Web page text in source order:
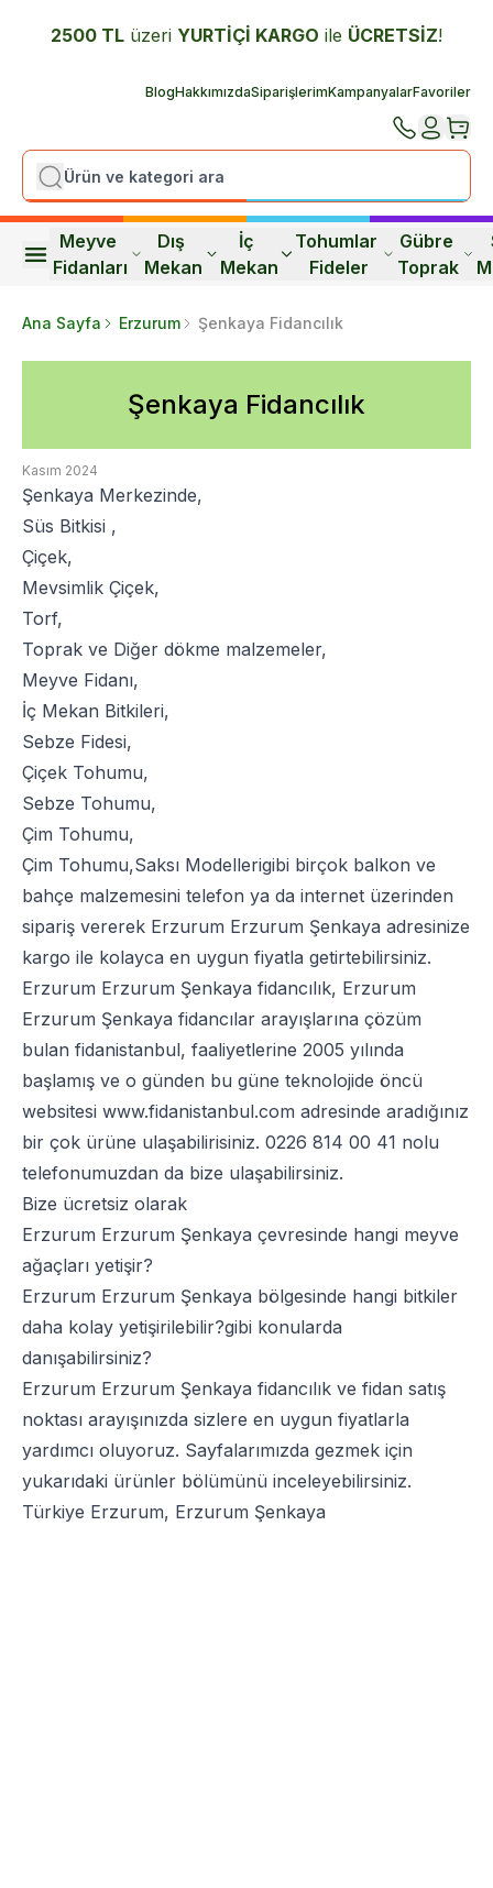
2500 TL üzeri YURTİÇİ KARGO ile ÜCRETSİZ!
BlogHakkımızdaSiparişlerimKampanyalarFavoriler
Meyve
Fidanları
Dış
Mekan
İç
Mekan
Tohumlar
Fideler
Gübre
Toprak
Ana Sayfa Erzurum Şenkaya Fidancılık
Şenkaya Fidancılık
Kasım 2024
Şenkaya Merkezinde,
Süs Bitkisi ,
Çiçek,
Mevsimlik Çiçek,
Torf,
Toprak ve Diğer dökme malzemeler,
Meyve Fidanı,
İç Mekan Bitkileri,
Sebze Fidesi,
Çiçek Tohumu,
Sebze Tohumu,
Çim Tohumu,
Çim Tohumu,Saksı Modellerigibi birçok balkon ve
bahçe malzemesini telefon ya da internet üzerinden
sipariş vererek Erzurum Erzurum Şenkaya adresinize
kargo ile kolayca en uygun fiyatla getirtebilirsiniz.
Erzurum Erzurum Şenkaya fidancılık, Erzurum
Erzurum Şenkaya fidancılar arayışlarına çözüm
bulan fidanistanbul, faaliyetlerine 2005 yılında
başlamış ve o günden bu güne teknolojide öncü
websitesi www.fidanistanbul.com adresinde aradığınız
bir çok ürüne ulaşabilirisiniz. 0226 814 00 41 nolu
telefonumuzdan da bize ulaşabilirsiniz.
Bize ücretsiz olarak
Erzurum Erzurum Şenkaya çevresinde hangi meyve
ağaçları yetişir?
Erzurum Erzurum Şenkaya bölgesinde hangi bitkiler
daha kolay yetişirilebilir?gibi konularda
danışabilirsiniz?
Erzurum Erzurum Şenkaya fidancılık ve fidan satış
noktası arayışınızda sizlere en uygun fiyatlarla
yardımcı oluyoruz. Sayfalarımızda gezmek için
yukarıdaki ürünler bölümünü inceleyebilirsiniz.
Türkiye Erzurum, Erzurum Şenkaya